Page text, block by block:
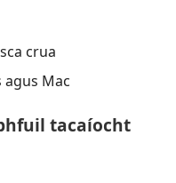
crua
Mac
tacaíocht